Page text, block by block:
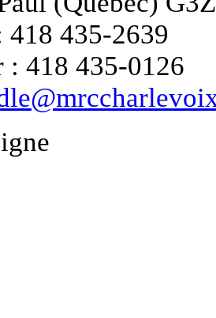
418 435-2639
: 418 435-0126